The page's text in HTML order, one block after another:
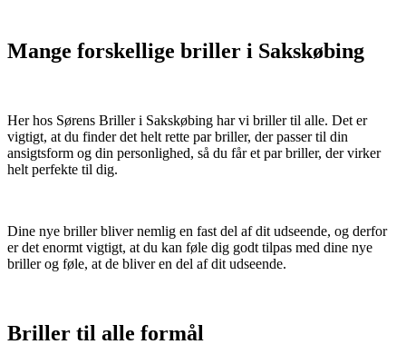
Mange forskellige briller i Sakskøbing
Her hos Sørens Briller i Sakskøbing har vi briller til alle. Det er
vigtigt, at du finder det helt rette par briller, der passer til din
ansigtsform og din personlighed, så du får et par briller, der virker
helt perfekte til dig.
Dine nye briller bliver nemlig en fast del af dit udseende, og derfor
er det enormt vigtigt, at du kan føle dig godt tilpas med dine nye
briller og føle, at de bliver en del af dit udseende.
Briller til alle formål